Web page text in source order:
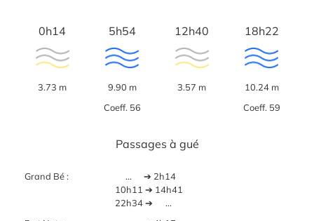
0h14
3.73 m
5h54
9.90 m
Coeff. 56
12h40
3.57 m
18h22
10.24 m
Coeff. 59
Passages à gué
Grand Bé : ...
➔ 2h14
10h11 ➔ 14h41
22h34 ➔
...